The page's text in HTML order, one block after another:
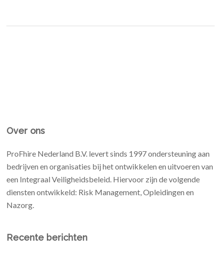
Over ons
ProFhire Nederland B.V. levert sinds 1997 ondersteuning aan
bedrijven en organisaties bij het ontwikkelen en uitvoeren van
een Integraal Veiligheidsbeleid. Hiervoor zijn de volgende
diensten ontwikkeld: Risk Management, Opleidingen en
Nazorg.
Recente berichten